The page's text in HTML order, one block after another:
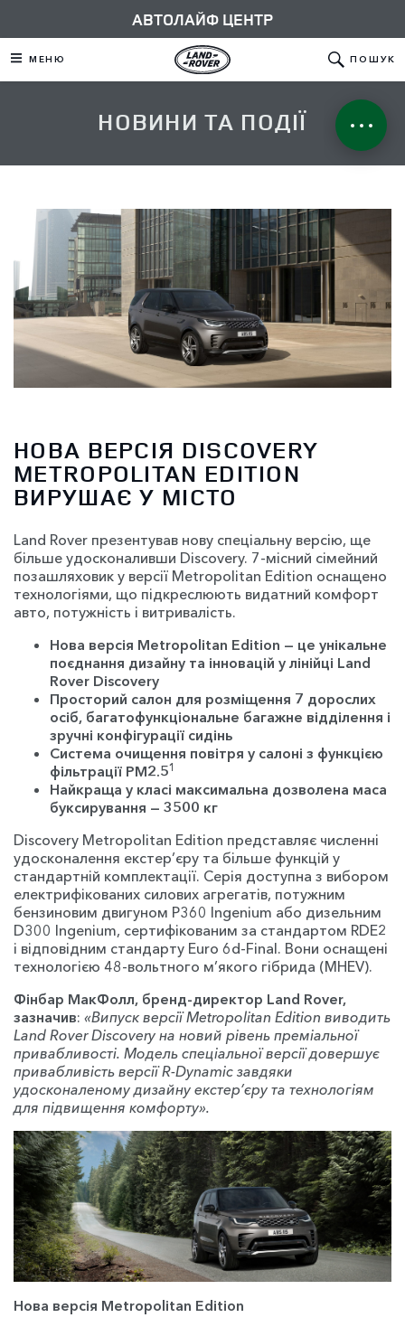
АВТОЛАЙФ ЦЕНТР
МЕНЮ ПОШУК
НОВИНИ ТА ПОДІЇ
НОВА ВЕРСІЯ DISCOVERY
METROPOLITAN EDITION
ВИРУШАЄ У МІСТО
Land Rover презентував нову спеціальну версію, ще
більше удосконаливши Discovery. 7-місний сімейний
позашляховик у версії Metropolitan Edition оснащено
технологіями, що підкреслюють видатний комфорт
авто, потужність і витривалість.
Нова версія Metropolitan Edition — це унікальне
поєднання дизайну та інновацій у лінійці Land
Rover Discovery
Просторий салон для розміщення 7 дорослих
осіб, багатофункціональне багажне відділення і
зручні конфігурації сидінь
Система очищення повітря у салоні з функцією
фільтрації PM2.51
Найкраща у класі максимальна дозволена маса
буксирування — 3500 кг
Discovery Metropolitan Edition представляє численні
удосконалення екстер’єру та більше функцій у
стандартній комплектації. Серія доступна з вибором
електрифікованих силових агрегатів, потужним
бензиновим двигуном P360 Ingenium або дизельним
D300 Ingenium, сертифікованим за стандартом RDE2
і відповідним стандарту Euro 6d-Final. Вони оснащені
технологією 48-вольтного м’якого гібрида (MHEV).
Фінбар МакФолл, бренд-директор Land Rover,
зазначив: «Випуск версії Metropolitan Edition виводить
Land Rover Discovery на новий рівень преміальної
привабливості. Модель спеціальної версії довершує
привабливість версії R-Dynamic завдяки
удосконаленому дизайну екстер’єру та технологіям
для підвищення комфорту».
Нова версія Metropolitan Edition